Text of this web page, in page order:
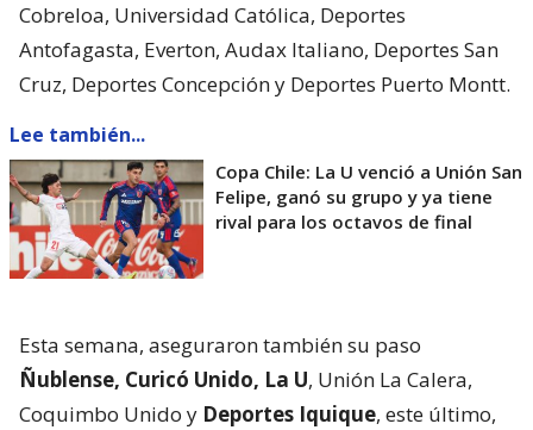
Cobreloa, Universidad Católica, Deportes
Antofagasta, Everton, Audax Italiano, Deportes San
Cruz, Deportes Concepción y Deportes Puerto Montt.
Lee también...
Copa Chile: La U venció a Unión San
Felipe, ganó su grupo y ya tiene
rival para los octavos de final
Esta semana, aseguraron también su paso
Ñublense, Curicó Unido, La U, Unión La Calera,
Coquimbo Unido y Deportes Iquique, este último,